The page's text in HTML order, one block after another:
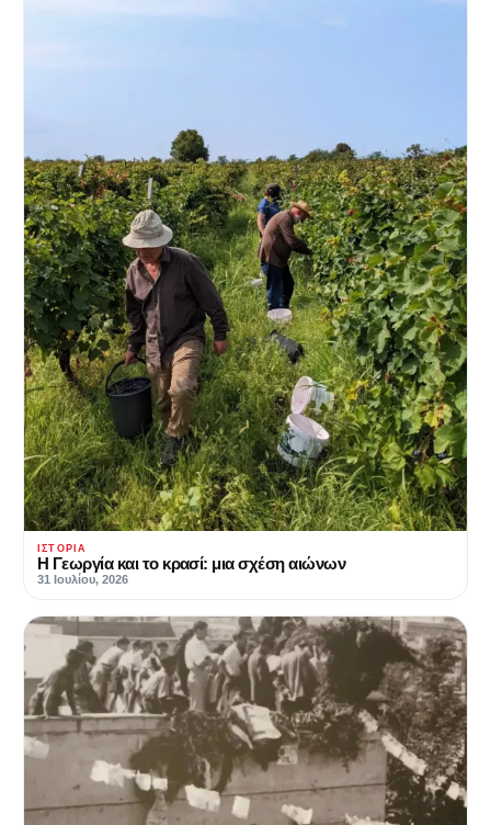
ΙΣΤΟΡΊΑ
Η Γεωργία και το κρασί: μια σχέση αιώνων
31 Ιουλίου, 2026